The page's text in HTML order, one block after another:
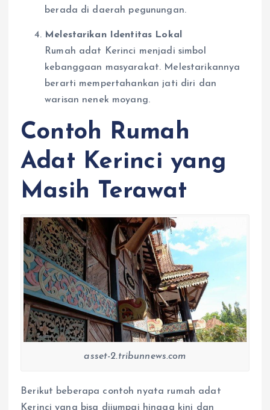
berada di daerah pegunungan.
Melestarikan Identitas Lokal
Rumah adat Kerinci menjadi simbol
kebanggaan masyarakat. Melestarikannya
berarti mempertahankan jati diri dan
warisan nenek moyang.
Contoh Rumah
Adat Kerinci yang
Masih Terawat
asset-2.tribunnews.com
Berikut beberapa contoh nyata rumah adat
Kerinci yang bisa dijumpai hingga kini dan